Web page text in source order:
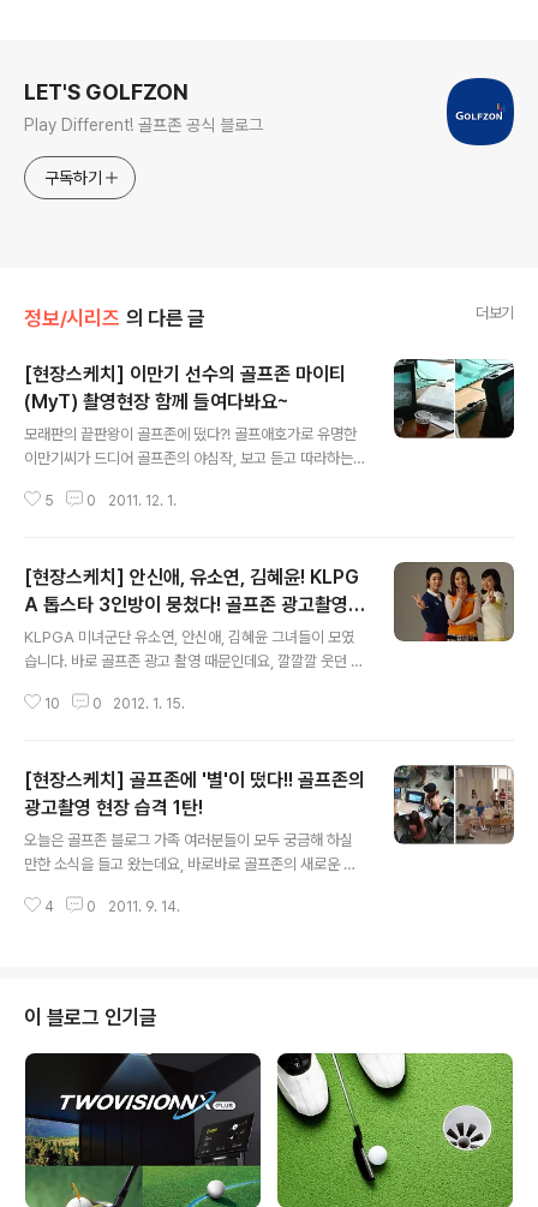
LET'S GOLFZON
Play Different! 골프존 공식 블로그
구독하기
정보/시리즈 의 다른 글 더보기
[현장스케치] 이만기 선수의 골프존 마이티
(MyT) 촬영현장 함께 들여다봐요~
모래판의 끝판왕이 골프존에 떴다?! 골프애호가로 유명한
이만기씨가 드디어 골프존의 야심작, 보고 듣고 따라하는
있었다는 이만기씨의 마이티 CF 촬영 현장! 한번 구경해
스텝들 사이에서 활짝 미소를 짓고 있는 이만기씨! 모습을
보고 있으려니 저도 괜히 아빠미소(?)를 따라서 짓게 되네
요! ^^;; 우리나라 국민 모두가 다 아는 씨름선수 출신, 현
재는 인제대학교에서 교수직을 맡고 계신 이만기씨! 사실
이만기씨는 오래된 골프광으로도 잘 알려져 있는데요, 케
이블 프로그램인 골프의 달인에도 출연,평소 필드에서 라
5 0 2011. 12. 1.
[현장스케치] 안신애, 유소연, 김혜윤! KLPG
A 톱스타 3인방이 뭉쳤다! 골프존 광고촬영
현장을 공개합니다!
KLPGA 미녀군단 유소연, 안신애, 김혜윤 그녀들이 모였
습니다. 바로 골프존 광고 촬영 때문인데요, 깔깔깔 웃던 그
초대하기 전! ^^;; 먼저 선수들의 소개부터 시작해 볼께요!
990년 생으로 2006년에 이미 도하 아시안 게임 골프 국
가대표로 선발되어 금메달 2관왕을 차지했던 실력만점 골
퍼인데요, 2011년에는 LPGA 메이저 대회인 US여자오픈
에서 무려 우승해 큰 화제를 낳은 골퍼입니다. 현재는 미 그
린진출을 앞두고 있는 예비 세계골프여제랍니다! ^^ 다음
으로 2011년 일본에서 뽑은 미녀골프 1위, 안신애 선수를
10 0 2012. 1. 15.
[현장스케치] 골프존에 '별'이 떴다!! 골프존의
광고촬영 현장 습격 1탄!
오늘은 골프존 블로그 가족 여러분들이 모두 궁금해 하실
만한 소식을 들고 왔는데요, 바로바로 골프존의 새로운 광
자! 세븐의 그녀1 박한별씨의 광고 촬영 현장 소식이랍니
한별씨의 뒷모습만 보고 한 번에 맞추신 분이 계셨는가 하
면 다양한 오답을 말씀해 주신 분들도 계셨답니다! ^^;; 그
럼 지금부터 많은 페친님들과 골프존 블로그 가족 여러분
들이 궁금해 하셨던 주인공 박한별씨와 골프존 광고 촬영
현장을 하나씩 공개해 볼께요~:) 이른 시간, 촬영장에 도착
한 박한별씨와..
4 0 2011. 9. 14.
이 블로그 인기글